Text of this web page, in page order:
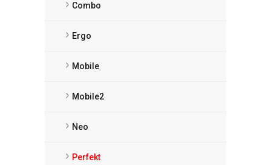
Combo
Ergo
Mobile
Mobile2
Neo
Perfekt